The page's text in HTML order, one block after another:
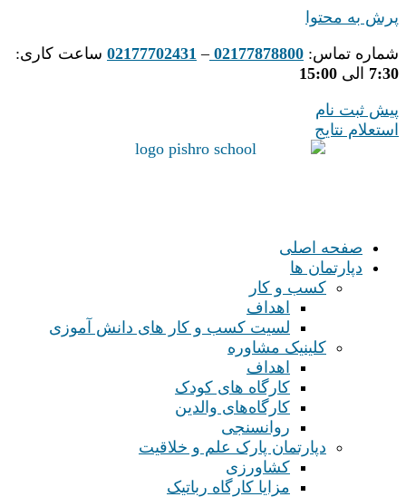
پرش به محتوا
شماره تماس: 02177878800
–
02177702431 ساعت کاری:
7:30 الی 15:00
پیش ثبت نام
استعلام نتایج
صفحه اصلی
دپارتمان ها
کسب و کار
اهداف
لسیت کسب و کار های دانش آموزی
کلینیک مشاوره
اهداف
کارگاه های کودک
کارگاه‌های والدین
روانسنجی
دپارتمان پارک علم و خلاقیت
کشاورزی
مزایا کارگاه رباتیک